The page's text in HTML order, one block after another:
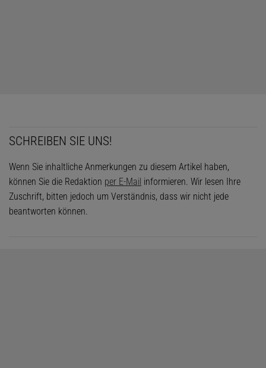
SCHREIBEN SIE UNS!
Wenn Sie inhaltliche Anmerkungen zu diesem Artikel haben,
können Sie die Redaktion per E-Mail informieren. Wir lesen Ihre
Zuschrift, bitten jedoch um Verständnis, dass wir nicht jede
beantworten können.